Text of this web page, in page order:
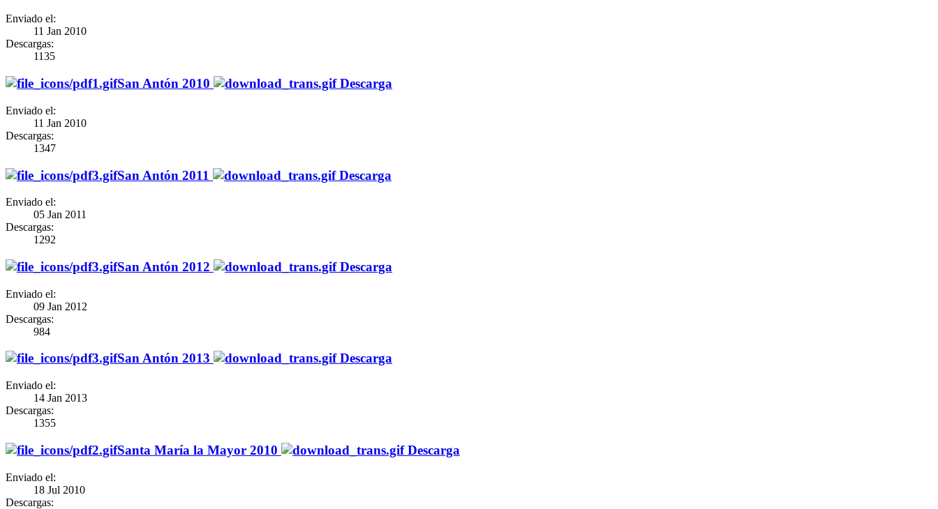
Enviado el:
11 Jan 2010
Descargas:
1135
San Antón 2010 Descarga
Enviado el:
11 Jan 2010
Descargas:
1347
San Antón 2011 Descarga
Enviado el:
05 Jan 2011
Descargas:
1292
San Antón 2012 Descarga
Enviado el:
09 Jan 2012
Descargas:
984
San Antón 2013 Descarga
Enviado el:
14 Jan 2013
Descargas:
1355
Santa María la Mayor 2010 Descarga
Enviado el:
18 Jul 2010
Descargas: